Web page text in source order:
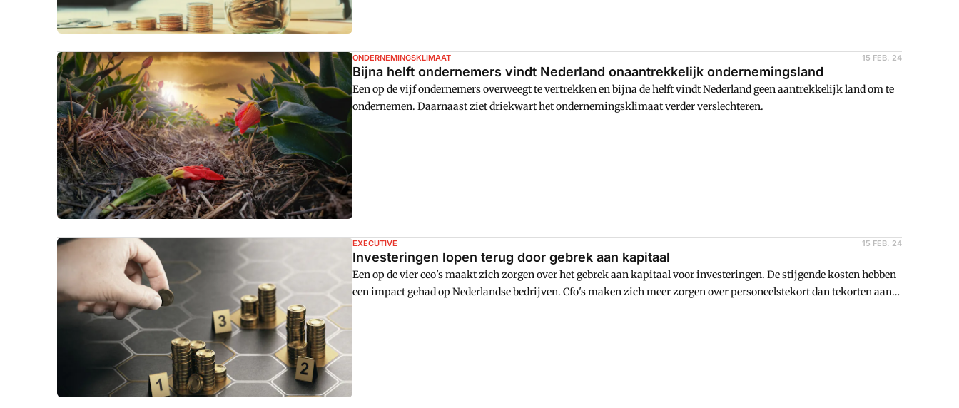
ONDERNEMINGSKLIMAAT 15 FEB. 24
Bijna helft ondernemers vindt Nederland onaantrekkelijk ondernemingsland
Een op de vijf ondernemers overweegt te vertrekken en bijna de helft vindt Nederland geen aantrekkelijk land om te
ondernemen. Daarnaast ziet driekwart het ondernemingsklimaat verder verslechteren.
EXECUTIVE 15 FEB. 24
Investeringen lopen terug door gebrek aan kapitaal
Een op de vier ceo's maakt zich zorgen over het gebrek aan kapitaal voor investeringen. De stijgende kosten hebben
een impact gehad op Nederlandse bedrijven. Cfo's maken zich meer zorgen over personeelstekort dan tekorten aan